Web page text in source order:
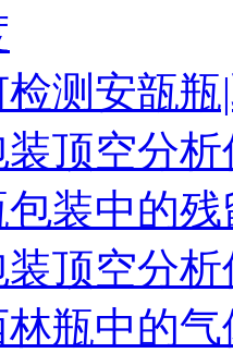
测安瓿
顶空分
装中的
顶空分
瓶中的